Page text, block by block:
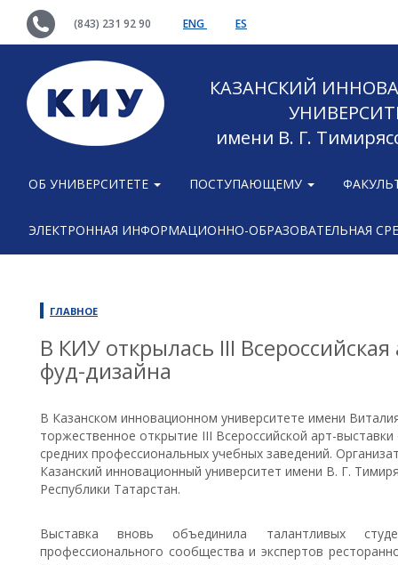
(843) 231 92 90 ENG ES
КАЗАНСКИЙ
имени В. Г.
ОБ УНИВЕРСИТЕТЕ ПОСТУПАЮЩЕМУ
ЭЛЕКТРОННАЯ ИНФОРМАЦИОННО-ОБРАЗОВАТЕЛЬНАЯ
ГЛАВНОЕ
В КИУ открылась III
фуд-дизайна
В Казанском инновационном университете имени
торжественное открытие III Всероссийской арт-
средних профессиональных учебных заведений.
Казанский инновационный университет имени В. Г.
Республики Татарстан.
Выставка вновь объединила талантливых
профессионального сообщества и экспертов